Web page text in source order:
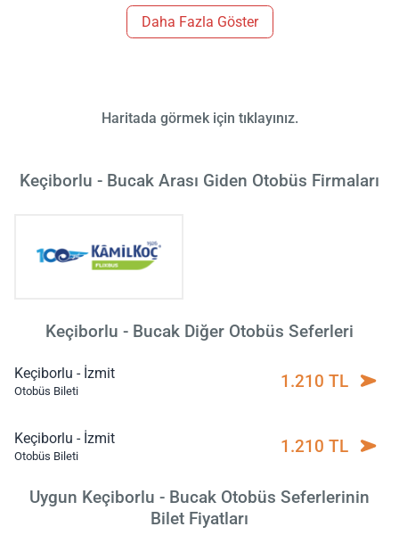
Daha Fazla Göster
Haritada görmek için tıklayınız.
Keçiborlu - Bucak Arası Giden Otobüs Firmaları
Keçiborlu - Bucak Diğer Otobüs Seferleri
Keçiborlu - İzmit
Otobüs Bileti 1.210 TL
Keçiborlu - İzmit
Otobüs Bileti 1.210 TL
Uygun Keçiborlu - Bucak Otobüs Seferlerinin
Bilet Fiyatları